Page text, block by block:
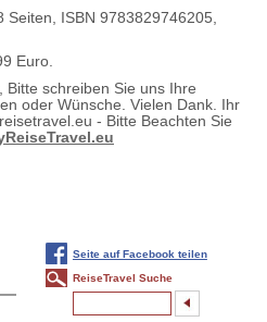
Seiten, ISBN 9783829746205,
Euro.
Bitte schreiben Sie uns Ihre
oder Wünsche. Vielen Dank. Ihr
- Bitte Beachten Sie
Seite auf Facebook teilen
ReiseTravel Suche